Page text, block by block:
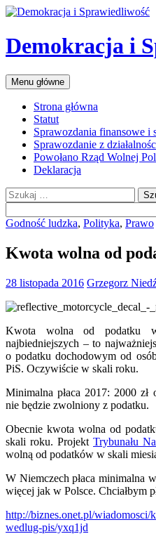
Przejdź
treści
Demokracja i
Szukaj
Menu główne
Strona główna
Statut
Sprawozdania finansowe i
Sprawozdanie z
Powołano Rząd Wolnej
Deklaracja
Szukaj:
Godność ludzka, Polityka, Prawo
Kwota wolna od
28 listopada 2016 Grzegorz
Kwota wolna od podatku
najbiedniejszych – to
o podatku dochodowym od
PiS. Oczywiście w skali roku.
Minimalna płaca 2017: 2000
nie będzie zwolniony z podatku.
Obecnie kwota wolna od
skali roku. Projekt Trybunału
wolną od podatków w skali
W Niemczech płaca minimalna
więcej jak w Polsce. Chciałbym
http://biznes.onet.pl/
wedlug-pis/yxq1jd